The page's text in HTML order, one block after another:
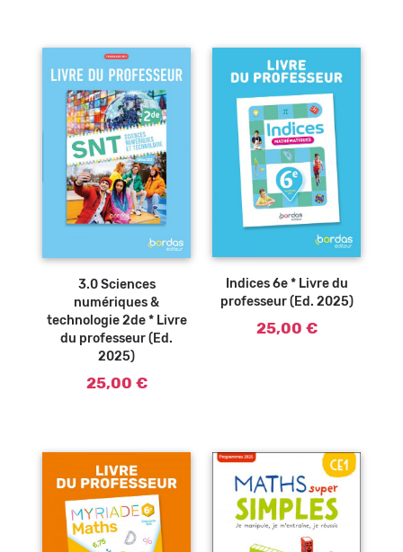
Ajouter au
3.0 Sciences
numériques &
technologie 2de * Livre
du professeur (Ed.
2025)
25,00 €
Ajouter au
Indices 6e * Livre du
professeur (Ed. 2025)
25,00 €